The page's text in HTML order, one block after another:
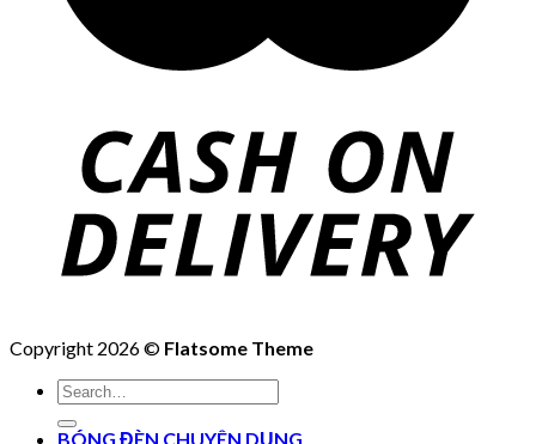
Copyright 2026 © Flatsome Theme
Search
for:
BÓNG ĐÈN CHUYÊN DỤNG